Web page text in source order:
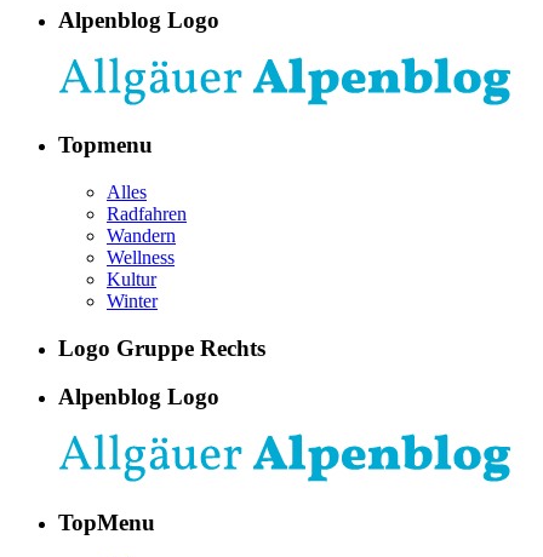
Alpenblog Logo
Topmenu
Alles
Radfahren
Wandern
Wellness
Kultur
Winter
Logo Gruppe Rechts
Alpenblog Logo
TopMenu